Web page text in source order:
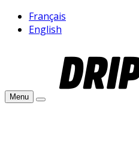
Français
English
Menu